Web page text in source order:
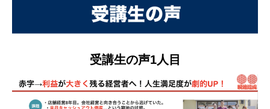
受講生の声1人目